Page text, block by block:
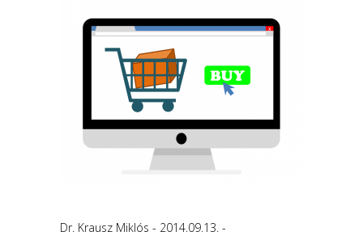
Dr. Krausz Miklós 2014.09.13.